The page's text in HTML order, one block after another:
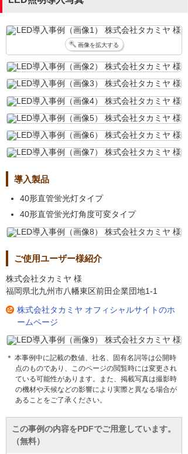
画像を拡大する
導入製品
40形直管蛍光灯タイプ
40形直管蛍光灯角度可変タイプ
ご使用ユーザー様紹介
株式会社タカミヤ 様
福岡県北九州市八幡東区前田企業団地1-1
株式会社タカミヤ オフィシャルサイトのホ
ームページ
＊ 本事例中に記載の数値、社名、固有名詞等は公開時
点のものであり、このページの閲覧時には変更され
ている可能性があります。また、掲載写真は撮影時
の機材や天候などの影響により実際と異なる場合が
あることをご了承ください。
この事例の内容をPDFでご用意しています。
（無料）